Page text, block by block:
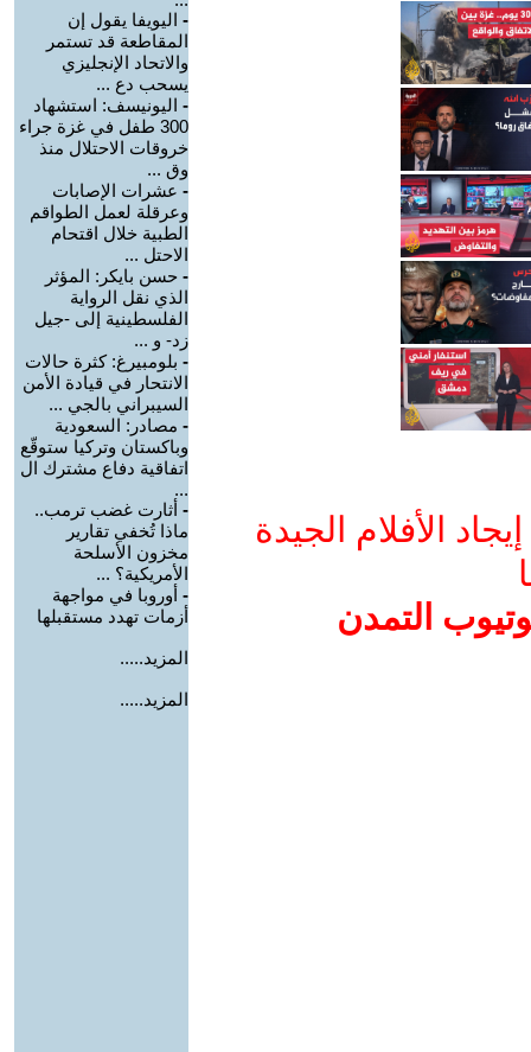
الأفلام الجيدة
التمدن
- اليويفا يقول إن
المقاطعة قد تستمر
والاتحاد الإنجليزي
يسحب دع ...
- اليونيسف: استشهاد
300 طفل في غزة جراء
خروقات الاحتلال منذ
وق ...
- عشرات الإصابات
وعرقلة لعمل الطواقم
الطبية خلال اقتحام
الاحتل ...
- حسن بايكر: المؤثر
الذي نقل الرواية
الفلسطينية إلى -جيل
زد- و ...
- بلومبيرغ: كثرة حالات
الانتحار في قيادة الأمن
السيبراني بالجي ...
- مصادر: السعودية
وباكستان وتركيا ستوقّع
اتفاقية دفاع مشترك ال
...
- أثارت غضب ترمب..
ماذا تُخفي تقارير
مخزون الأسلحة
الأمريكية؟ ...
- أوروبا في مواجهة
أزمات تهدد مستقبلها
المزيد.....
المزيد.....